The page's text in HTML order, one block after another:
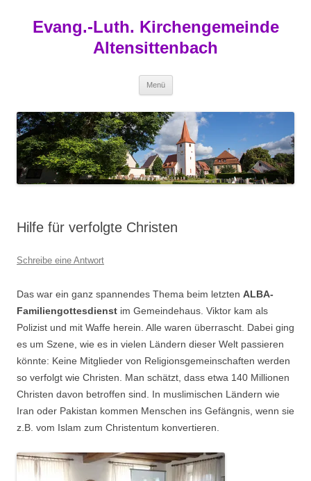
springen
Evang.-Luth. Kirchengemeinde
Altensittenbach
Menü
Hilfe für verfolgte Christen
Schreibe eine Antwort
Das war ein ganz spannendes Thema beim letzten ALBA-
Familiengottesdienst im Gemeindehaus. Viktor kam als
Polizist und mit Waffe herein. Alle waren überrascht. Dabei ging
es um Szene, wie es in vielen Ländern dieser Welt passieren
könnte: Keine Mitglieder von Religionsgemeinschaften werden
so verfolgt wie Christen. Man schätzt, dass etwa 140 Millionen
Christen davon betroffen sind. In muslimischen Ländern wie
Iran oder Pakistan kommen Menschen ins Gefängnis, wenn sie
z.B. vom Islam zum Christentum konvertieren.